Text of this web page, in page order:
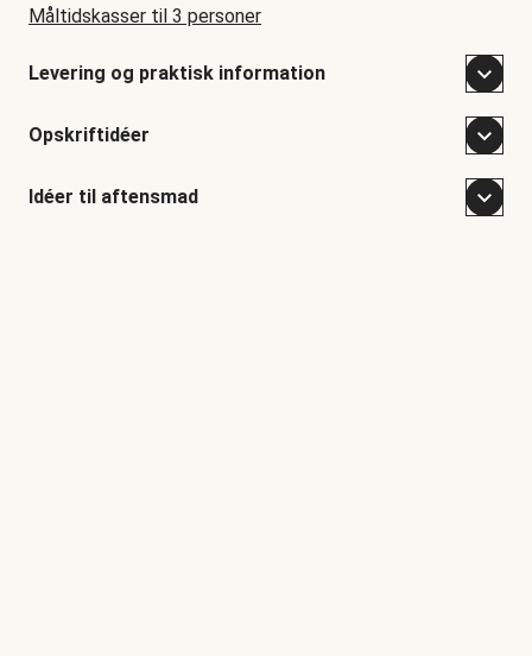
Måltidskasser til 3 personer
Levering og praktisk information
Opskriftidéer
Idéer til aftensmad